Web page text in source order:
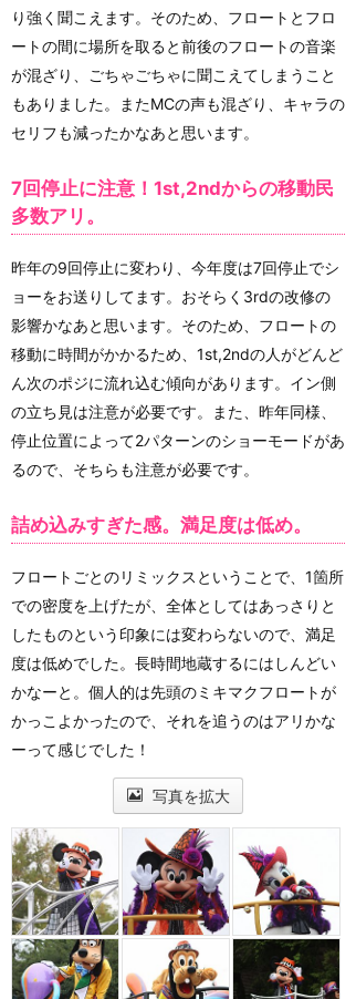
り強く聞こえます。そのため、フロートとフロ
ートの間に場所を取ると前後のフロートの音楽
が混ざり、ごちゃごちゃに聞こえてしまうこと
もありました。またMCの声も混ざり、キャラの
セリフも減ったかなあと思います。
7回停止に注意！1st,2ndからの移動民
多数アリ。
昨年の9回停止に変わり、今年度は7回停止でシ
ョーをお送りしてます。おそらく3rdの改修の
影響かなあと思います。そのため、フロートの
移動に時間がかかるため、1st,2ndの人がどんど
ん次のポジに流れ込む傾向があります。イン側
の立ち見は注意が必要です。また、昨年同様、
停止位置によって2パターンのショーモードがあ
るので、そちらも注意が必要です。
詰め込みすぎた感。満足度は低め。
フロートごとのリミックスということで、1箇所
での密度を上げたが、全体としてはあっさりと
したものという印象には変わらないので、満足
度は低めでした。長時間地蔵するにはしんどい
かなーと。個人的は先頭のミキマクフロートが
かっこよかったので、それを追うのはアリかな
ーって感じでした！
写真を拡大